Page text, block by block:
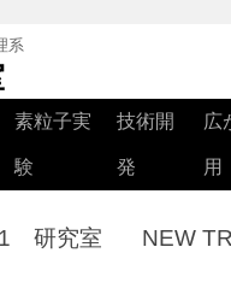
系
素粒子実
験
技術開
発
広
用
研究室
NEW